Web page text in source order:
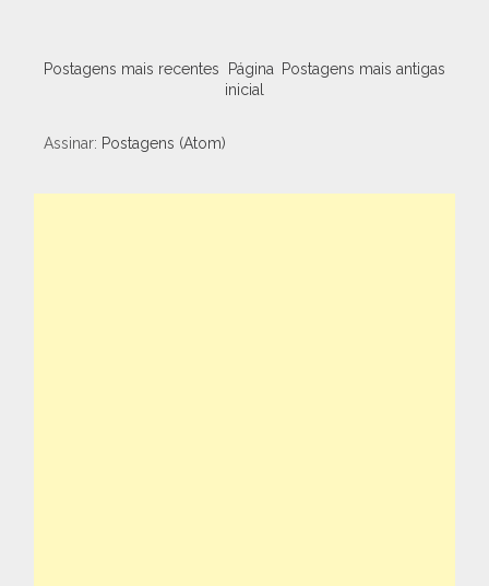
Postagens mais recentes Postagens mais antigas
Página
inicial
Assinar: Postagens (Atom)